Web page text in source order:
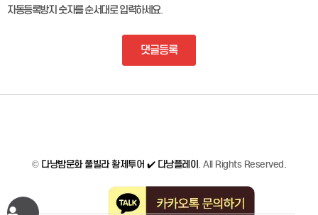
자동등록방지 숫자를 순서대로 입력하세요.
댓글등록
© 다낭밤문화 풀빌라 황제투어 ✔️ 다낭플레이 . All Rights Reserved.